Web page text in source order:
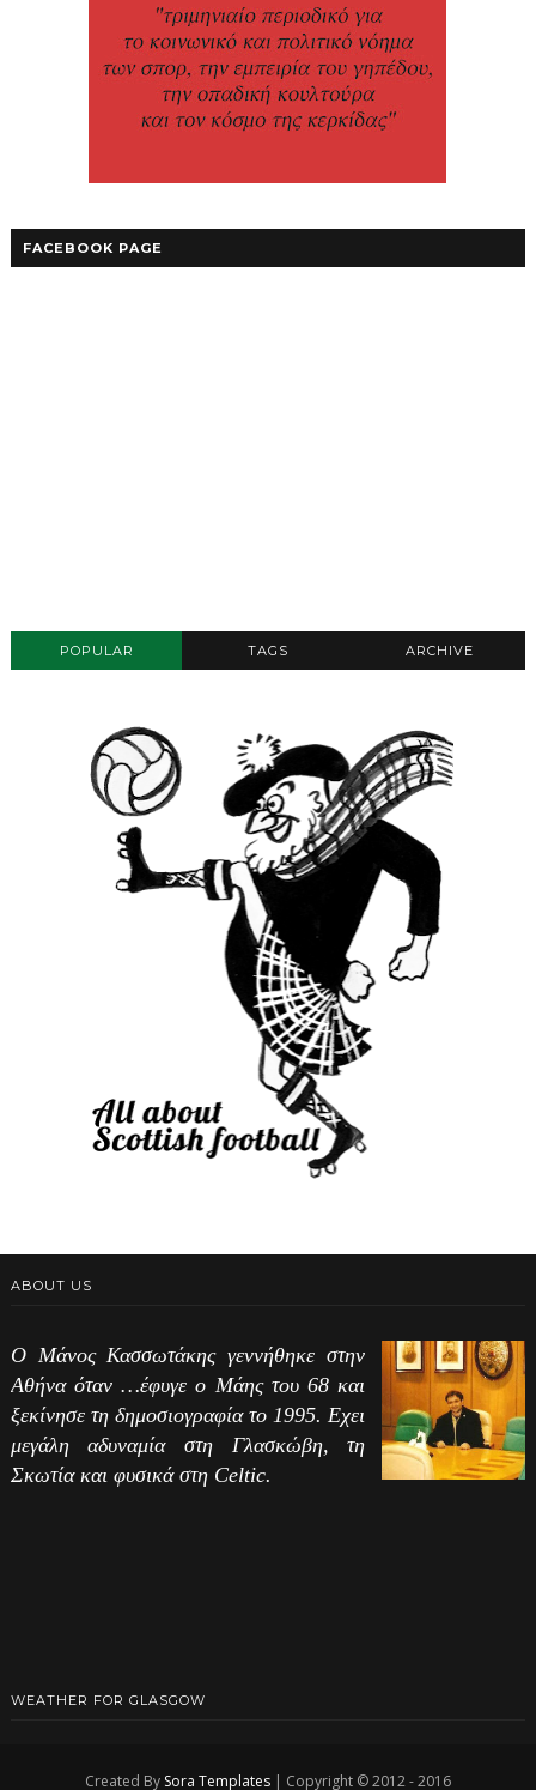
FACEBOOK PAGE
POPULAR TAGS ARCHIVE
ABOUT US
Ο Μάνος Κασσωτάκης γεννήθηκε στην
Αθήνα όταν …έφυγε ο Μάης του 68 και
ξεκίνησε τη δημοσιογραφία το 1995. Εχει
μεγάλη αδυναμία στη Γλασκώβη, τη
Σκωτία και φυσικά στη Celtic.
WEATHER FOR GLASGOW
Created By Sora Templates| Copyright © 2012 - 2016